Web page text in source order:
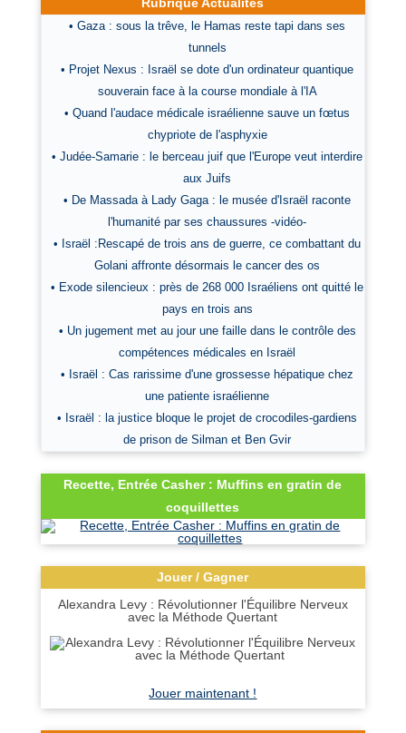
• Gaza : sous la trêve, le Hamas reste tapi dans ses
tunnels
• Projet Nexus : Israël se dote d'un ordinateur quantique
souverain face à la course mondiale à l'IA
• Quand l'audace médicale israélienne sauve un fœtus
chypriote de l'asphyxie
• Judée-Samarie : le berceau juif que l'Europe veut interdire
aux Juifs
• De Massada à Lady Gaga : le musée d'Israël raconte
l'humanité par ses chaussures -vidéo-
• Israël :Rescapé de trois ans de guerre, ce combattant du
Golani affronte désormais le cancer des os
• Exode silencieux : près de 268 000 Israéliens ont quitté le
pays en trois ans
• Un jugement met au jour une faille dans le contrôle des
compétences médicales en Israël
• Israël : Cas rarissime d'une grossesse hépatique chez
une patiente israélienne
• Israël : la justice bloque le projet de crocodiles-gardiens
de prison de Silman et Ben Gvir
Recette, Entrée Casher : Muffins en gratin de
coquillettes
Jouer / Gagner
Alexandra Levy : Révolutionner l'Équilibre Nerveux
avec la Méthode Quertant
Jouer maintenant !